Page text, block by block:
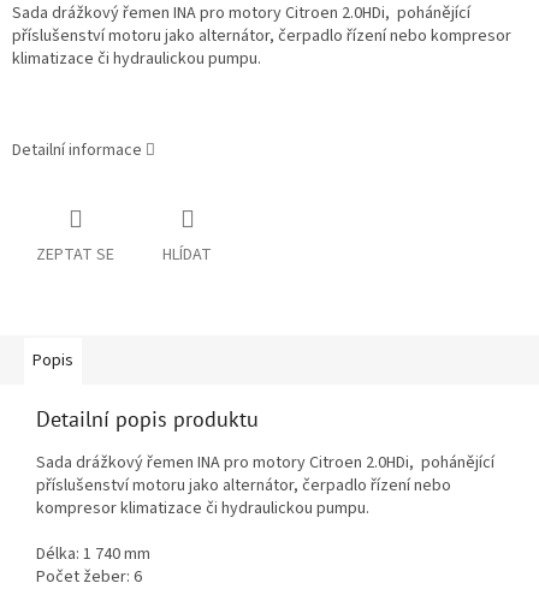
Sada drážkový řemen INA pro motory Citroen 2.0HDi, pohánějící
příslušenství motoru jako alternátor, čerpadlo řízení nebo kompresor
klimatizace či hydraulickou pumpu.
Detailní informace
ZEPTAT SE HLÍDAT
Popis
Detailní popis produktu
Sada drážkový řemen INA pro motory Citroen 2.0HDi, pohánějící
příslušenství motoru jako alternátor, čerpadlo řízení nebo
kompresor klimatizace či hydraulickou pumpu.
Délka: 1 740 mm
Počet žeber: 6